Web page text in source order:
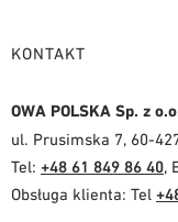
KONTAKT
OWA POLSKA Sp. z
ul. Prusimska 7, 60-
Tel: +48 61 849 86 40,
Obsługa klienta: Tel